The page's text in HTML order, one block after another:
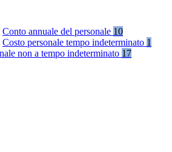
Conto annuale del personale 10
Costo personale tempo indeterminato 1
non a tempo indeterminato 17